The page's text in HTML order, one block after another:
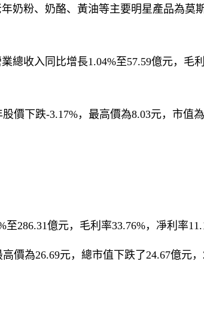
奶粉、奶酪、黃油等主要明星產品為莫
總收入同比增長1.04%至57.59億元，毛利
價下跌-3.17%，最高價為8.03元，市值
286.31億元，毛利率33.76%，凈利率
價為26.69元，總市值下跌了24.67億元